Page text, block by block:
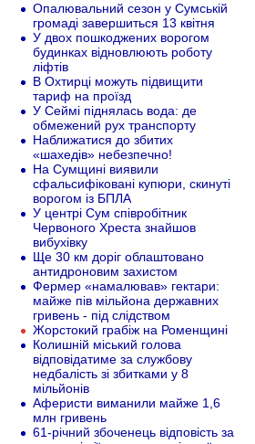
Опалювальний сезон у Сумській
громаді завершиться 13 квітня
У двох пошкоджених ворогом
будинках відновлюють роботу
ліфтів
В Охтирці можуть підвищити
тариф на проїзд
У Сеймі піднялась вода: де
обмежений рух транспорту
Наближатися до збитих
«шахедів» небезпечно!
На Сумщині виявили
сфальсифіковані купюри, скинуті
ворогом із БПЛА
У центрі Сум співробітник
Червоного Хреста знайшов
вибухівку
Ще 30 км доріг облаштовано
антидроновим захистом
Фермер «намалював» гектари:
майже пів мільйона державних
гривень - під слідством
Жорстокий грабіж на Роменщині
Колишній міський голова
відповідатиме за службову
недбалість зі збитками у 8
мільйонів
Аферисти виманили майже 1,6
млн гривень
61-річний збоченець відповість за